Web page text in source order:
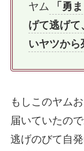
ヤム
「勇
げて逃げて
いヤツから
もしこのヤム
届いていたの
逃げのびて自